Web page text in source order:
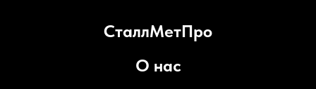
СталлМетПро
О нас